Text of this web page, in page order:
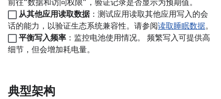
前往“数据和访问权限”，验证记录是否显示为预期值。
从其他应用读取数据：测试应用读取其他应用写入的会
话的能力，以验证生态系统兼容性。请参阅读取睡眠数据。
平衡写入频率 ：监控电池使用情况。 频繁写入可提供高
细节，但会增加耗电量。
典型架构